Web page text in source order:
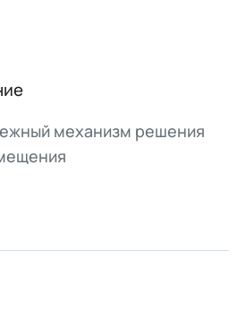
механизм решения